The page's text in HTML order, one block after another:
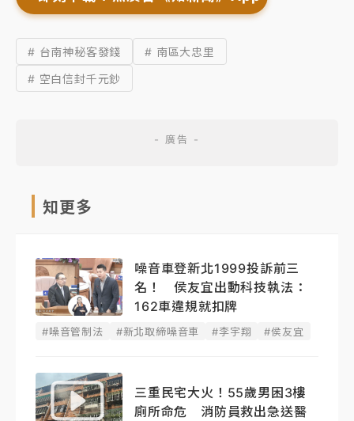
# 台南神秘客發錢
# 南區大忠里
# 空白信封千元鈔
知更多
噪音車登新北1999投訴前三
名！ 侯友宜出動科技執法：
162車違規就扣牌
#噪音管制法 #新北取締噪音車 #李宇翔 #侯友宜
三重民宅大火！55歲男困3樓
廁所命危 消防員救出急送醫